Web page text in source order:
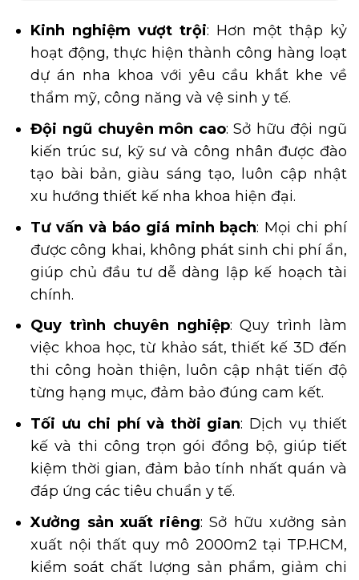
Kinh nghiệm vượt trội: Hơn một thập kỷ
hoạt động, thực hiện thành công hàng loạt
dự án nha khoa với yêu cầu khắt khe về
thẩm mỹ, công năng và vệ sinh y tế.
Đội ngũ chuyên môn cao: Sở hữu đội ngũ
kiến trúc sư, kỹ sư và công nhân được đào
tạo bài bản, giàu sáng tạo, luôn cập nhật
xu hướng thiết kế nha khoa hiện đại.
Tư vấn và báo giá minh bạch: Mọi chi phí
được công khai, không phát sinh chi phí ẩn,
giúp chủ đầu tư dễ dàng lập kế hoạch tài
chính.
Quy trình chuyên nghiệp: Quy trình làm
việc khoa học, từ khảo sát, thiết kế 3D đến
thi công hoàn thiện, luôn cập nhật tiến độ
từng hạng mục, đảm bảo đúng cam kết.
Tối ưu chi phí và thời gian: Dịch vụ thiết
kế và thi công trọn gói đồng bộ, giúp tiết
kiệm thời gian, đảm bảo tính nhất quán và
đáp ứng các tiêu chuẩn y tế.
Xưởng sản xuất riêng: Sở hữu xưởng sản
xuất nội thất quy mô 2000m2 tại TP.HCM,
kiểm soát chất lượng sản phẩm, giảm chi